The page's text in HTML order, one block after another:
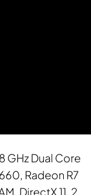
GHz Dual Core
Radeon R7
DirectX 11, 2